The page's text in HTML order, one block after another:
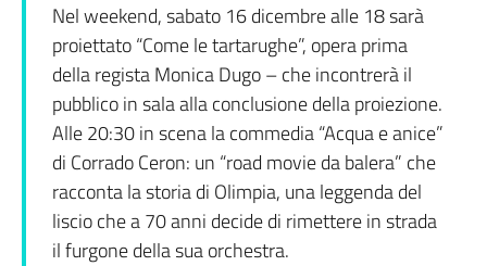
Nel weekend, sabato 16 dicembre alle 18 sarà
proiettato “Come le tartarughe”, opera prima
della regista Monica Dugo – che incontrerà il
pubblico in sala alla conclusione della proiezione.
Alle 20:30 in scena la commedia “Acqua e anice”
di Corrado Ceron: un “road movie da balera” che
racconta la storia di Olimpia, una leggenda del
liscio che a 70 anni decide di rimettere in strada
il furgone della sua orchestra.